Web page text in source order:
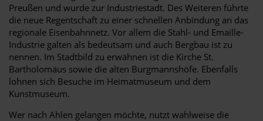
Preußen und wurde zur Industriestadt. Des Weiteren führte
die neue Regentschaft zu einer schnellen Anbindung an das
regionale Eisenbahnnetz. Vor allem die Stahl- und Emaille-
Industrie galten als bedeutsam und auch Bergbau ist zu
nennen. Im Stadtbild zu erwähnen ist die Kirche St.
Bartholomäus sowie die alten Burgmannshöfe. Ebenfalls
lohnen sich Besuche im Heimatmuseum und dem
Kunstmuseum.
Wer nach Ahlen gelangen möchte, nutzt wahlweise die